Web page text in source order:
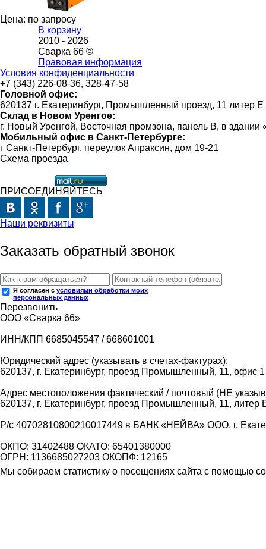
Цена: по запросу
В корзину
2010 - 2026
Сварка 66 ©
Правовая информация
Условия конфиденциальности
+7 (343) 226-08-36, 328-47-58
Головной офис:
620137 г. Екатеринбург, Промышленный проезд, 11 литер Е
Склад в Новом Уренгое:
г. Новый Уренгой, Восточная промзона, панель В, в
Мобильный офис в Санкт-Петербурге:
г Санкт-Петербург, переулок Апраксин, дом 19-21
Схема проезда
ПРИСОЕДИНЯЙТЕСЬ
Наши реквизиты
Заказать обратный звонок
Я согласен с условиями обработки моих
персональных данных
Перезвонить
ООО «Сварка 66»
ИНН/КПП 6685045547 / 668601001
Юридический адрес (указывать в счетах-фактурах):
620137, г. Екатеринбург, проезд Промышленный, 11, офис 1
Адрес местоположения фактический / почтовый (НЕ
620137, г. Екатеринбург, проезд Промышленный, 11, литер
Р/с 40702810800210017449 в БАНК «НЕЙВА» ООО, г.
ОКПО: 31402488 ОКАТО: 65401380000
ОГРН: 1136685027203 ОКОПФ: 12165
Мы собираем статистику о посещениях сайта с помощью